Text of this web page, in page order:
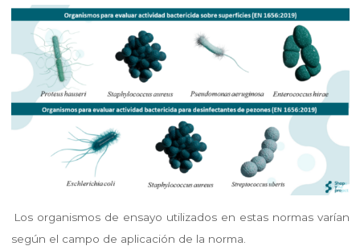
Los organismos de ensayo utilizados en estas normas varían
según el campo de aplicación de la norma.